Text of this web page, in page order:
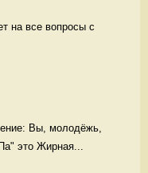
на все вопросы с
Вы, молодёжь,
это Жирная...